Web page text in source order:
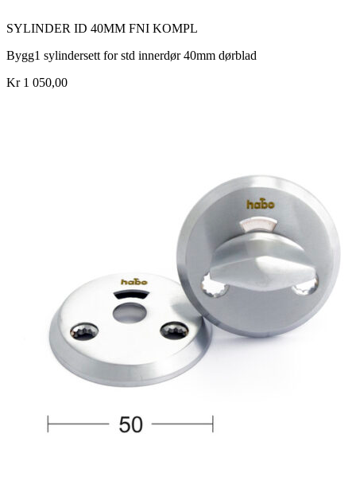
SYLINDER ID 40MM FNI KOMPL
Bygg1 sylindersett for std innerdør 40mm dørblad
Kr 1 050,00